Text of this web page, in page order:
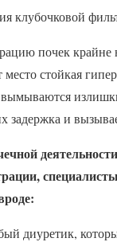
клубочковой
почек крайне
стойкая
задержка и
диуретик,